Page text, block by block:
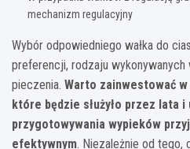
mechanizm regulacyjny
Wybór odpowiedniego wałka do
preferencji, rodzaju
pieczenia. Warto zainwestować
które będzie służyło przez lata
przygotowywania wypieków
efektywnym. Niezależnie od tego,